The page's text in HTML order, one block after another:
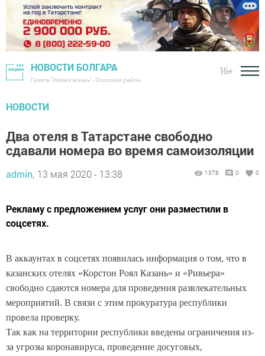
НОВОСТИ БОЛГАРА
Газета "Новая жизнь" - Спасский район
16+
НОВОСТИ
Два отеля в Татарстане свободно
сдавали номера во время самоизоляции
admin, 13 мая 2020 - 13:38 1378 0 0
Рекламу с предложением услуг они разместили в
соцсетях.
В аккаунтах в соцсетях появилась информация о том, что в
казанских отелях «Корстон Роял Казань» и «Ривьера»
свободно сдаются номера для проведения развлекательных
мероприятий. В связи с этим прокуратура республики
провела проверку.
Так как на территории республики введены ограничения из-
за угрозы коронавируса, проведение досуговых,